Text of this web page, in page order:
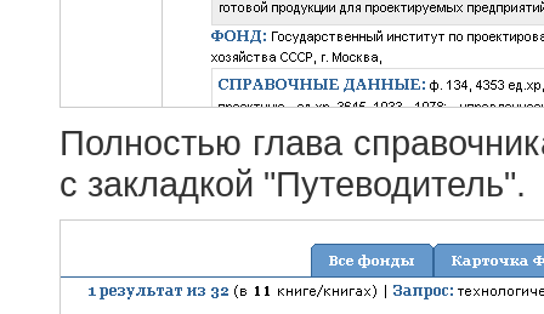
Полностью глава
с закладкой "Путеводитель".